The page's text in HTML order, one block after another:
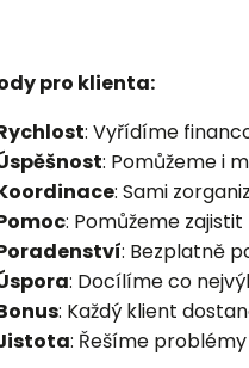
pro klienta:
: Vyřídíme
: Pomůžeme i
: Sami
: Pomůžeme
: Bezplatně
: Docílíme co
: Každý klient
: Řešíme